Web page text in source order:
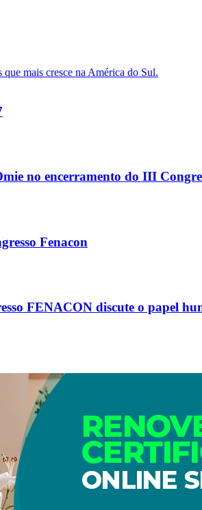
no encerramento do III
Fenacon
FENACON discute o papel